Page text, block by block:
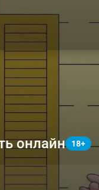
онлайн